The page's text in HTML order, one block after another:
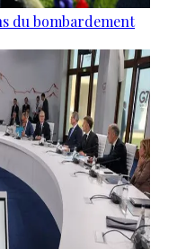
du bombardement